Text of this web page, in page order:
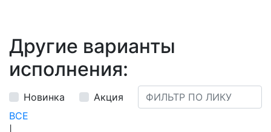
Другие варианты
исполнения:
Новинка
Акция
ВСЕ